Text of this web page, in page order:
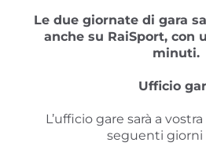
Le due giornate di gara
anche su RaiSport, con
minuti.
Ufficio
L’ufficio gare sarà a
seguenti giorni